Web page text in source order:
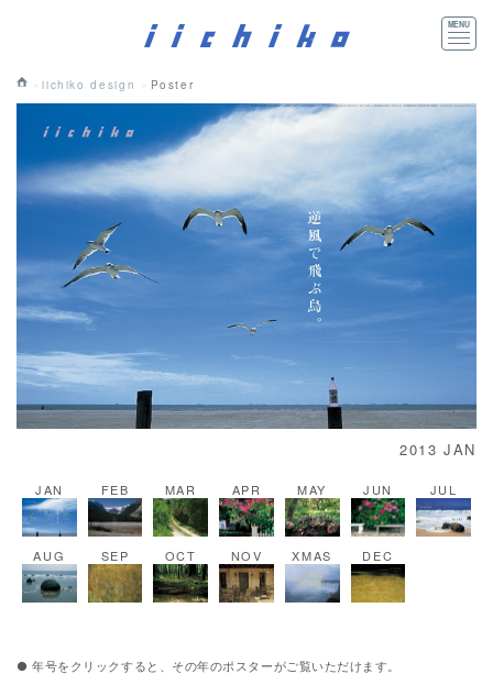
iichiko design Poster
2013 JAN
JAN FEB MAR APR MAY JUN JUL
AUG SEP OCT NOV XMAS DEC
● 年号をクリックすると、その年のポスターがご覧いただけます。